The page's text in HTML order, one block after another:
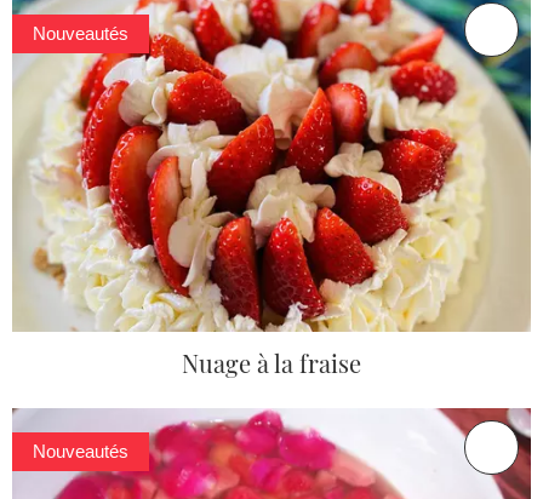
Nouveautés
Nuage à la fraise
Nouveautés